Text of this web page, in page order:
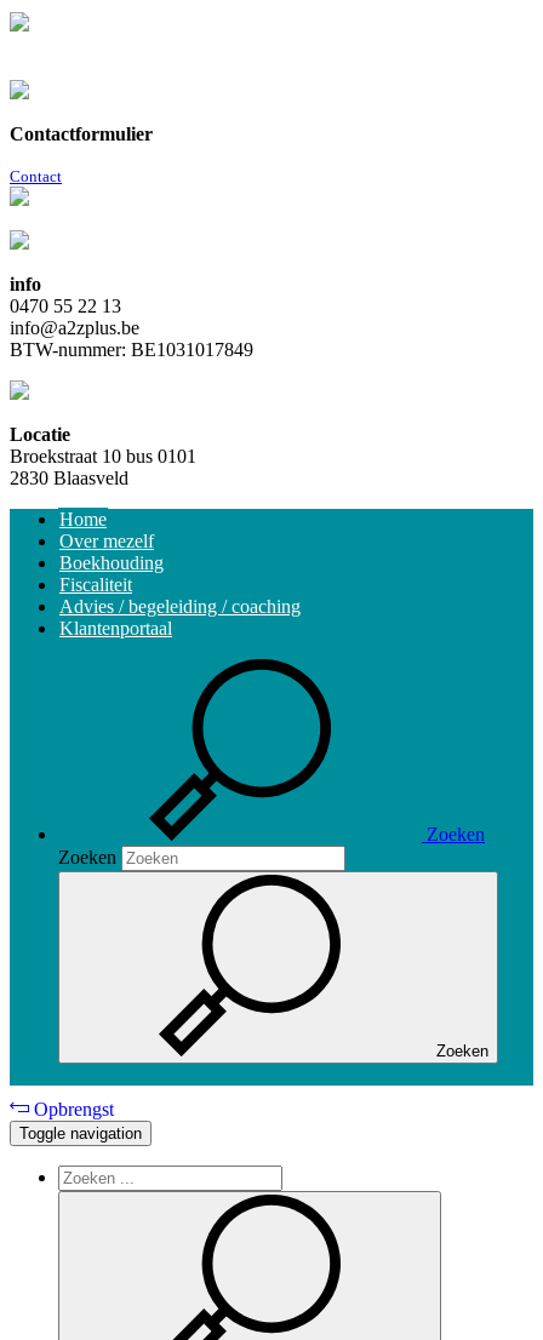
Contactformulier
Contact
info
0470 55 22 13
info@a2zplus.be
BTW-nummer: BE1031017849
Locatie
Broekstraat 10 bus 0101
2830 Blaasveld
Home
Over mezelf
Boekhouding
Fiscaliteit
Advies / begeleiding / coaching
Klantenportaal
Zoeken
Zoeken
Zoeken
Opbrengst
Toggle navigation